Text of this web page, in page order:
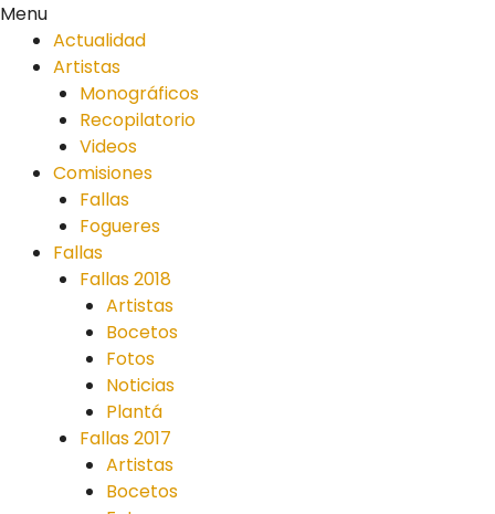
Menu
Actualidad
Artistas
Monográficos
Recopilatorio
Videos
Comisiones
Fallas
Fogueres
Fallas
Fallas 2018
Artistas
Bocetos
Fotos
Noticias
Plantá
Fallas 2017
Artistas
Bocetos